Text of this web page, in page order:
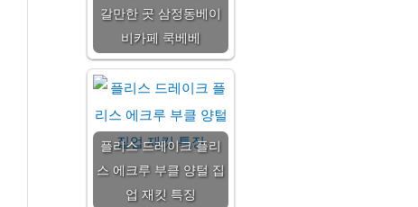
갈만한 곳 삼정동베이
비카페 쿡베베
플리스 드레이크 플리
스 에크루 부클 양털 집
업 재킷 특징